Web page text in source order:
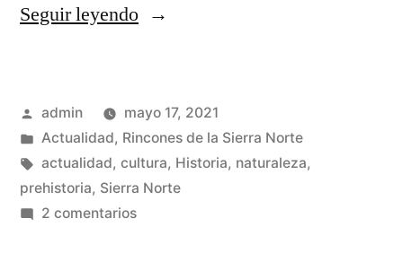
Seguir leyendo«Piedra
la
Sierra
Norte
Publicado
por
admin
mayo 17, 2021
Publicado
en
Actualidad, Rincones de la Sierra Norte
Etiquetas:
actualidad, cultura, Historia, naturaleza,
prehistoria, Sierra Norte
2 comentariosen